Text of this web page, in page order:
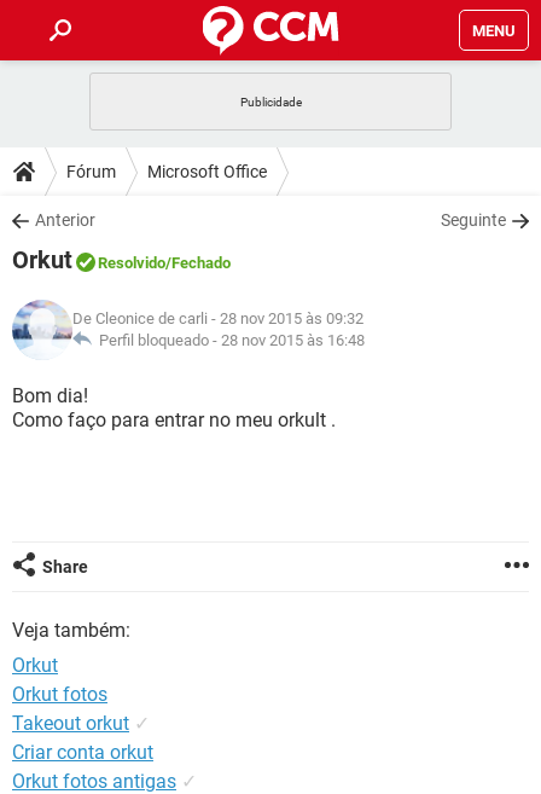
MENU
CELULAR
OUTLOOK
INSTAGRAM
GUIA DE COMPRAS
DICAS
JOGOS
INSTAGRAM GMAIL
GUIA DE COMPRAS
DOWNLOADS
JOGOS
CELULAR
OUTLOOK EXCEL
INSTAGRAM
GUIA DE COMPRAS
JOGOS WHATSAPP
CELULAR
OUTLOOK
GLOSSÁRIO
JOGOS
CELULAR FACEBOOK
GUIA DE COMPRAS
Fórum Microsoft Office
Anterior Seguinte
Orkut Resolvido/Fechado
De Cleonice de carli - 28 nov 2015 às 09:32
Perfil bloqueado - 28 nov 2015 às 16:48
Bom dia!
Como faço para entrar no meu orkult .
Share
Veja também:
Orkut
Orkut fotos
Takeout orkut ✓
Criar conta orkut
Orkut fotos antigas ✓